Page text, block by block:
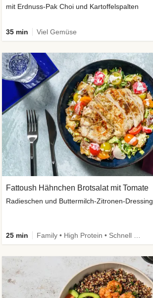
mit Erdnuss-Pak Choi und Kartoffelspalten
35 min Viel Gemüse
Fattoush Hähnchen Brotsalat mit Tomate
Radieschen und Buttermilch-Zitronen-Dressing
25 min